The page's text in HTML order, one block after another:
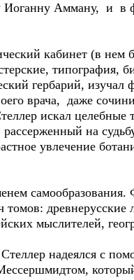
Амману, и в
кабинет (в нем
типография,
гербарий, изучал
врача, даже
искал целебные
на
увлечение
самообразования.
древнерусские
мыслителей,
надеялся с